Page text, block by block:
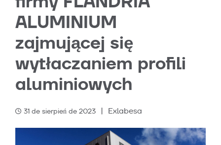
ALUMINIUM
zajmującej się
wytłaczaniem profili
aluminiowych
31 de sierpień de 2023 |
Categories Exlabesa